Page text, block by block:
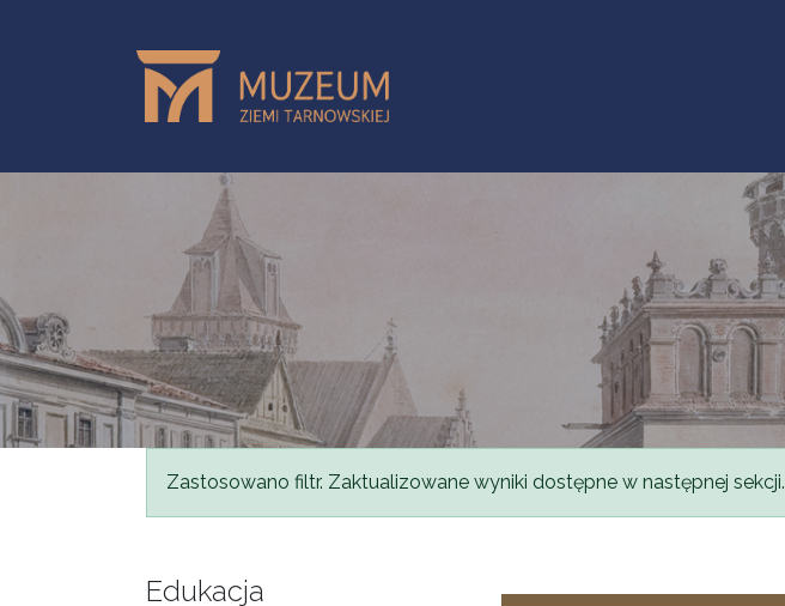
Komunikat
Zastosowano filtr. Zaktualizowane wyniki dostępne w następnej sekcji.
Edukacja